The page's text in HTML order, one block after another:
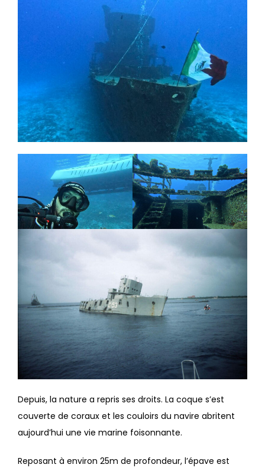
Depuis, la nature a repris ses droits. La coque s’est
couverte de coraux et les couloirs du navire abritent
aujourd’hui une vie marine foisonnante.
Reposant à environ 25m de profondeur, l’épave est